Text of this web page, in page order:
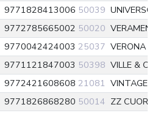
9771828413006 50039
9772785665002 50020
9770042424003 25037 VERONA
9771121847003 50398 VILLE &
9772421608608 21081 VINTAGE
9771826868280 50014 ZZ